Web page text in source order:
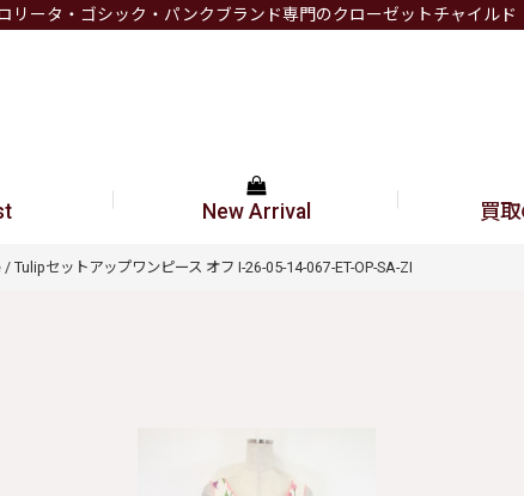
リータ・ゴシック・パンクブランド専門のクローゼットチャイルド
New Arrival 買
Tulipセットアップワンピース オフ I-26-05-14-067-ET-OP-SA-ZI